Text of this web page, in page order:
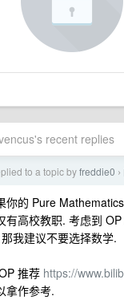
recent replies
to a topic byfreddie0 ›
你的 Pure
有高校教职. 考虑到
我建议不要选择数学.
推荐 https://
拿作参考.